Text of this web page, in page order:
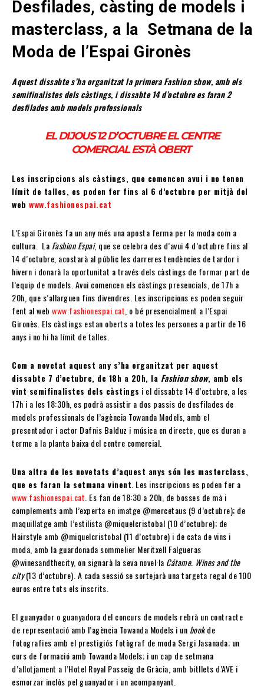
Desfilades, càsting de models i
masterclass, a la Setmana de la
Moda de l’Espai Gironès
Aquest dissabte s’ha organitzat la primera Fashion show, amb els
semifinalistes dels càstings, i dissabte 14 d’octubre es faran 2
desfilades amb models professionals
EL DIJOUS 12 D’OCTUBRE EL CENTRE
COMERCIAL ESTÀ OBERT
Les inscripcions als càstings, que comencen avui i no tenen
límit de talles, es poden fer fins al 6 d’octubre per mitjà del
web www.fashionespai.cat
L’Espai Gironès fa un any més una aposta ferma per la moda com a
cultura. La Fashion Espai, que se celebra des d’avui 4 d’octubre fins al
14 d’octubre, acostarà al públic les darreres tendències de tardor i
hivern i donarà la oportunitat a través dels càstings de formar part de
l’equip de models. Avui comencen els càstings presencials, de 17h a
20h, que s’allarguen fins divendres. Les inscripcions es poden seguir
fent al web www.fashionespai.cat, o bé presencialment a l’Espai
Gironès. Els càstings estan oberts a totes les persones a partir de 16
anys i no hi ha límit de talles.
Com a novetat aquest any s’ha organitzat per aquest
dissabte 7 d’octubre, de 18h a 20h, la Fashion show, amb els
vint semifinalistes dels càstings i el dissabte 14 d’octubre, a les
17h i a les 18:30h, es podrà assistir a dos passis de desfilades de
models professionals de l’agència Towanda Models, amb el
presentador i actor Dafnis Balduz i música en directe, que es duran a
terme a la planta baixa del centre comercial.
Una altra de les novetats d’aquest anys són les masterclass,
que es faran la setmana vinent. Les inscripcions es poden fer a
www.fashionespai.cat. Es fan de 18:30 a 20h, de bosses de mà i
complements amb l’experta en imatge @mercetaus (9 d’octubre); de
maquillatge amb l’estilista @miquelcristobal (10 d’octubre); de
Hairstyle amb @miquelcristobal (11 d’octubre) i de cata de vins i
moda, amb la guardonada sommelier Meritxell Falgueras
@winesandthecity, on signarà la seva novel·la Cátame. Wines and the
city(13 d’octubre). A cada sessió se sortejarà una targeta regal de 100
euros entre tots els inscrits.
El guanyador o guanyadora del concurs de models rebrà un contracte
de representació amb l’agència Towanda Models i unbookde
fotografies amb el prestigiós fotògraf de moda Sergi Jasanada; un
curs de formació amb Towanda Models; i un cap de setmana
d’allotjament a l’Hotel Royal Passeig de Gràcia, amb bitllets d’AVE i
esmorzar inclòs pel guanyador i un acompanyant.